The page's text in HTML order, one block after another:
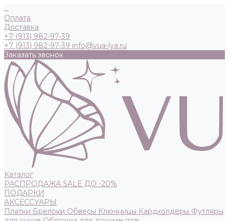
...
Оплата
Доставка
+7 (913) 982-97-39
+7 (913) 982-97-39 info@vua-lya.ru
Заказать звонок
Каталог
РАСПРОДАЖА SALE ДО -20%
ПОДАРКИ
АКСЕССУАРЫ
Платки Брелоки Обвесы Ключницы Кардхолдеры Футляры